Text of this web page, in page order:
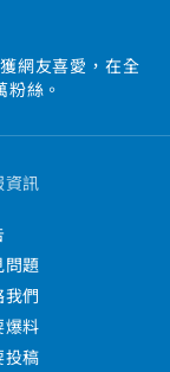
網友喜愛，在全
絲。
資訊
問題
我們
爆料
投稿